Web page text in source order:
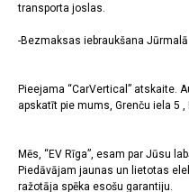
transporta joslas.
-Bezmaksas iebraukšana Jūrmalā
Pieejama “CarVertical” atskaite.
apskatīt pie mums, Grenču iela 5 ,
Mēs, “EV Rīga”, esam par Jūsu
Piedāvājam jaunas un lietotas
ražotāja spēka esošu garantiju.